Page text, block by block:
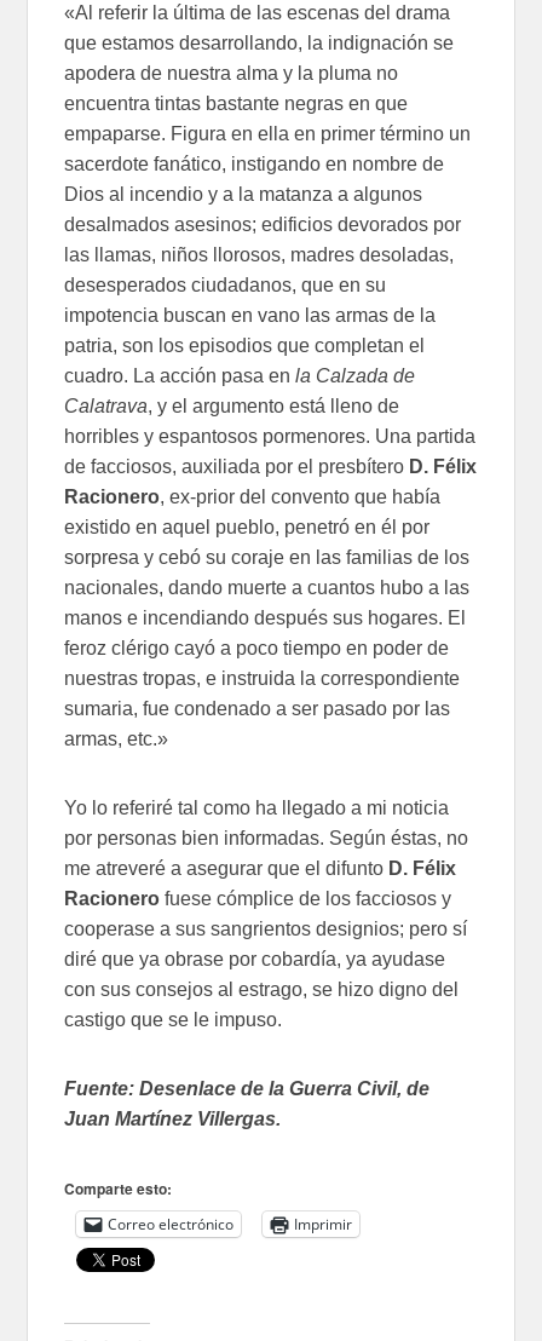
«Al referir la última de las escenas del drama
que estamos desarrollando, la indignación se
apodera de nuestra alma y la pluma no
encuentra tintas bastante negras en que
empaparse. Figura en ella en primer término un
sacerdote fanático, instigando en nombre de
Dios al incendio y a la matanza a algunos
desalmados asesinos; edificios devorados por
las llamas, niños llorosos, madres desoladas,
desesperados ciudadanos, que en su
impotencia buscan en vano las armas de la
patria, son los episodios que completan el
cuadro. La acción pasa enla Calzada de
Calatrava, y el argumento está lleno de
horribles y espantosos pormenores. Una partida
de facciosos, auxiliada por el presbítero D. Félix
Racionero, ex-prior del convento que había
existido en aquel pueblo, penetró en él por
sorpresa y cebó su coraje en las familias de los
nacionales, dando muerte a cuantos hubo a las
manos e incendiando después sus hogares. El
feroz clérigo cayó a poco tiempo en poder de
nuestras tropas, e instruida la correspondiente
sumaria, fue condenado a ser pasado por las
armas, etc.»
Yo lo referiré tal como ha llegado a mi noticia
por personas bien informadas. Según éstas, no
me atreveré a asegurar que el difunto D. Félix
Racionero fuese cómplice de los facciosos y
cooperase a sus sangrientos designios; pero sí
diré que ya obrase por cobardía, ya ayudase
con sus consejos al estrago, se hizo digno del
castigo que se le impuso.
Fuente: Desenlace de la Guerra Civil, de
Juan Martínez Villergas.
Comparte esto:
Correo electrónico Imprimir